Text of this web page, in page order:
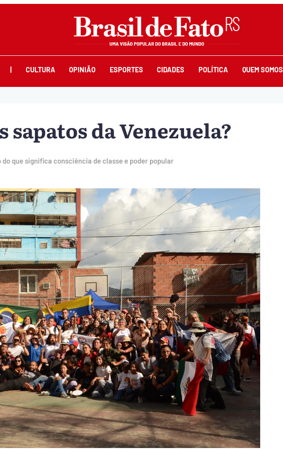
CULTURA OPINIÃO ESPORTES CIDADES POLÍTICA QUEM SOMOS
sapatos da Venezuela?
que significa consciência de classe e poder popular